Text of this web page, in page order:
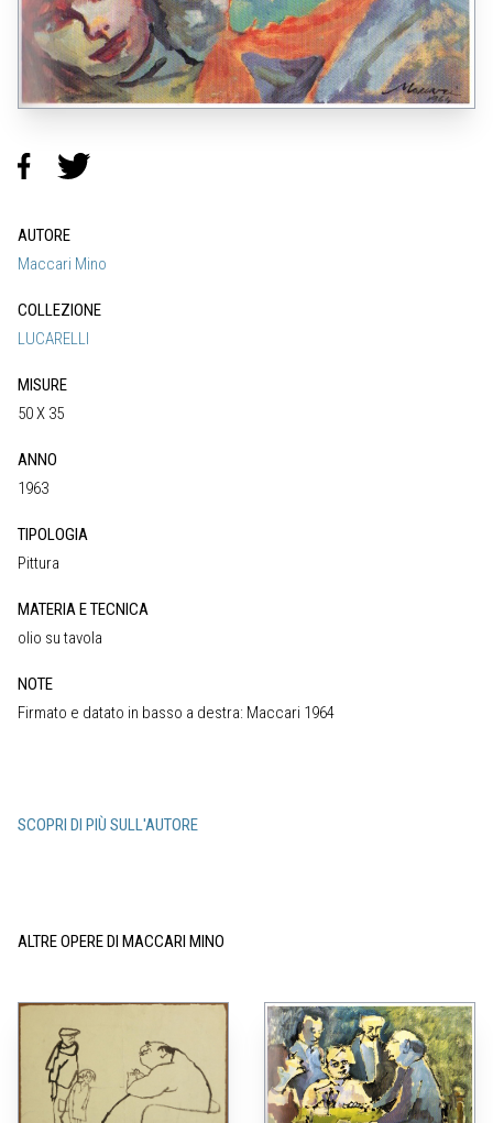
AUTORE
Maccari Mino
COLLEZIONE
LUCARELLI
MISURE
50 X 35
ANNO
1963
TIPOLOGIA
Pittura
MATERIA E TECNICA
olio su tavola
NOTE
Firmato e datato in basso a destra: Maccari 1964
SCOPRI DI PIÙ SULL'AUTORE
ALTRE OPERE DI MACCARI MINO